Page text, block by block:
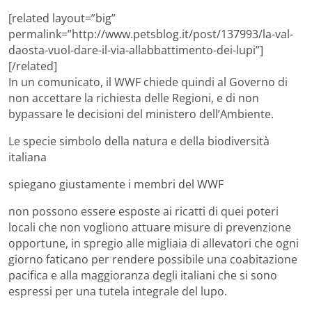
[related layout=”big”
permalink=”http://www.petsblog.it/post/137993/la-val-
daosta-vuol-dare-il-via-allabbattimento-dei-lupi”]
[/related]
In un comunicato, il WWF chiede quindi al Governo di
non accettare la richiesta delle Regioni, e di non
bypassare le decisioni del ministero dell’Ambiente.
Le specie simbolo della natura e della biodiversità
italiana
spiegano giustamente i membri del WWF
non possono essere esposte ai ricatti di quei poteri
locali che non vogliono attuare misure di prevenzione
opportune, in spregio alle migliaia di allevatori che ogni
giorno faticano per rendere possibile una coabitazione
pacifica e alla maggioranza degli italiani che si sono
espressi per una tutela integrale del lupo.